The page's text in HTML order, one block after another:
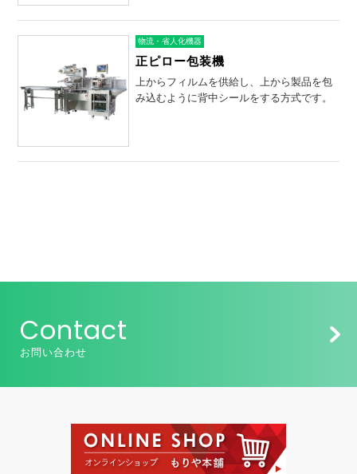
物流・省人化機器
正ピロー包装機
上からフィルムを供給し、上から製品を包
み込むように背中シールをする方式です。
Contact
お問い合わせ